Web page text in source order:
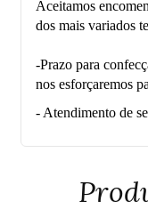
Aceitamos
dos mais variados
-Prazo para
nos esforçaremos
- Atendimento de